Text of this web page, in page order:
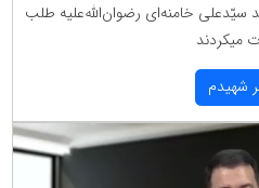
خامنه‌ای رضوان‌الله‌علیه طلب
میكردند
شهیدم